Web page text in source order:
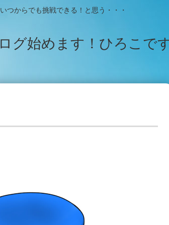
つからでも挑戦できる！と思う・・・
グ始めます！ひろこで